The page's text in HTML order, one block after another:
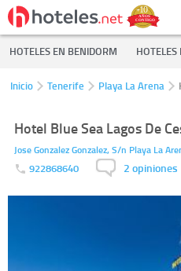
HOTELES EN BENIDORM
Inicio Tenerife Playa La Arena
Hotel Blue Sea Lagos De
Jose Gonzalez Gonzalez, S/n Playa La
922868640 2 opiniones